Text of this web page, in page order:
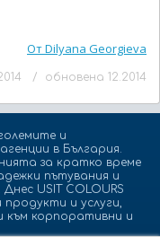
От Dilyana Georgieva
/ обновена 12.2014
и
в България.
за кратко време
пътувания и
USIT COLOURS
и услуги,
към корпоративни и